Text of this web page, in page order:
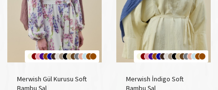
Merwish Gül Kurusu Soft
Bambu Şal
Merwish İndigo Soft
Bambu Şal